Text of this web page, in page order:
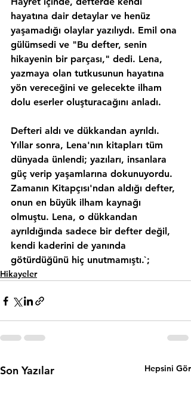
hayatına dair detaylar ve henüz
yaşamadığı olaylar yazılıydı. Emil ona
gülümsedi ve "Bu defter, senin
hikayenin bir parçası," dedi. Lena,
yazmaya olan tutkusunun hayatına
yön vereceğini ve gelecekte ilham
dolu eserler oluşturacağını anladı.
Defteri aldı ve dükkandan ayrıldı.
Yıllar sonra, Lena'nın kitapları tüm
dünyada ünlendi; yazıları, insanlara
güç verip yaşamlarına dokunuyordu.
Zamanın Kitapçısı'ndan aldığı defter,
onun en büyük ilham kaynağı
olmuştu. Lena, o dükkandan
ayrıldığında sadece bir defter değil,
kendi kaderini de yanında
götürdüğünü hiç unutmamıştı.`;
Hikayeler
Son Yazılar Hepsini Gör